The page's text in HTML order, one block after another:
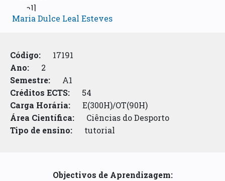
Maria Dulce Leal Esteves
Código:
17191
Ano:
2
Semestre:
A1
Créditos ECTS:
54
Carga Horária:
E(300H)/OT(90H)
Área Científica:
Ciências do Desporto
Tipo de ensino:
tutorial
Objectivos de Aprendizagem: